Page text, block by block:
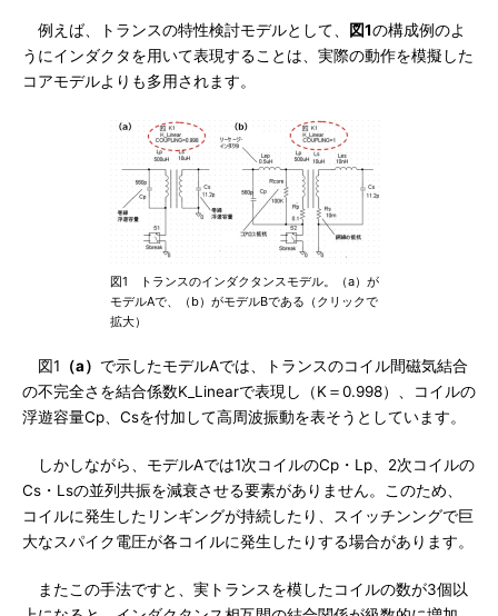
例えば、トランスの特性検討モデルとして、 図1の構成例のよ
うにインダクタを用いて表現することは、実際の動作を模擬した
コアモデルよりも多用されます。
図1 トランスのインダクタンスモデル。（a）が
モデルAで、（b）がモデルBである（クリックで
拡大）
図1 （a） で示したモデルAでは、トランスのコイル間磁気結合
の不完全さを結合係数K_Linearで表現し（K＝0.998）、コイルの
浮遊容量Cp、Csを付加して高周波振動を表そうとしています。
しかしながら、モデルAでは1次コイルのCp・Lp、2次コイルの
Cs・Lsの並列共振を減衰させる要素がありません。このため、
コイルに発生したリンギングが持続したり、スイッチンングで巨
大なスパイク電圧が各コイルに発生したりする場合があります。
またこの手法ですと、実トランスを模したコイルの数が3個以